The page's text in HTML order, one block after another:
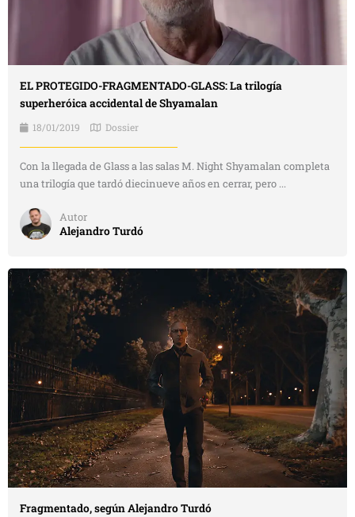
EL PROTEGIDO-FRAGMENTADO-GLASS: La trilogía
superheróica accidental de Shyamalan
18/01/2019 Dossier
Con la llegada de Glass a las salas M. Night Shyamalan completa
una trilogía que tardó diecinueve años en cerrar, pero ...
Autor
Alejandro Turdó
Fragmentado, según Alejandro Turdó